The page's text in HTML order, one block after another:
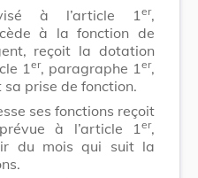
à l’article 1 er,
à la fonction de
reçoit la dotation
1 er, paragraphe 1 er,
prise de fonction.
ses fonctions reçoit
à l’article 1 er,
du mois qui suit la